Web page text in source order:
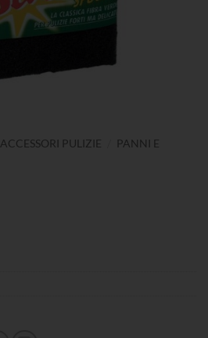
ACCESSORI PULIZIE
PANNI E